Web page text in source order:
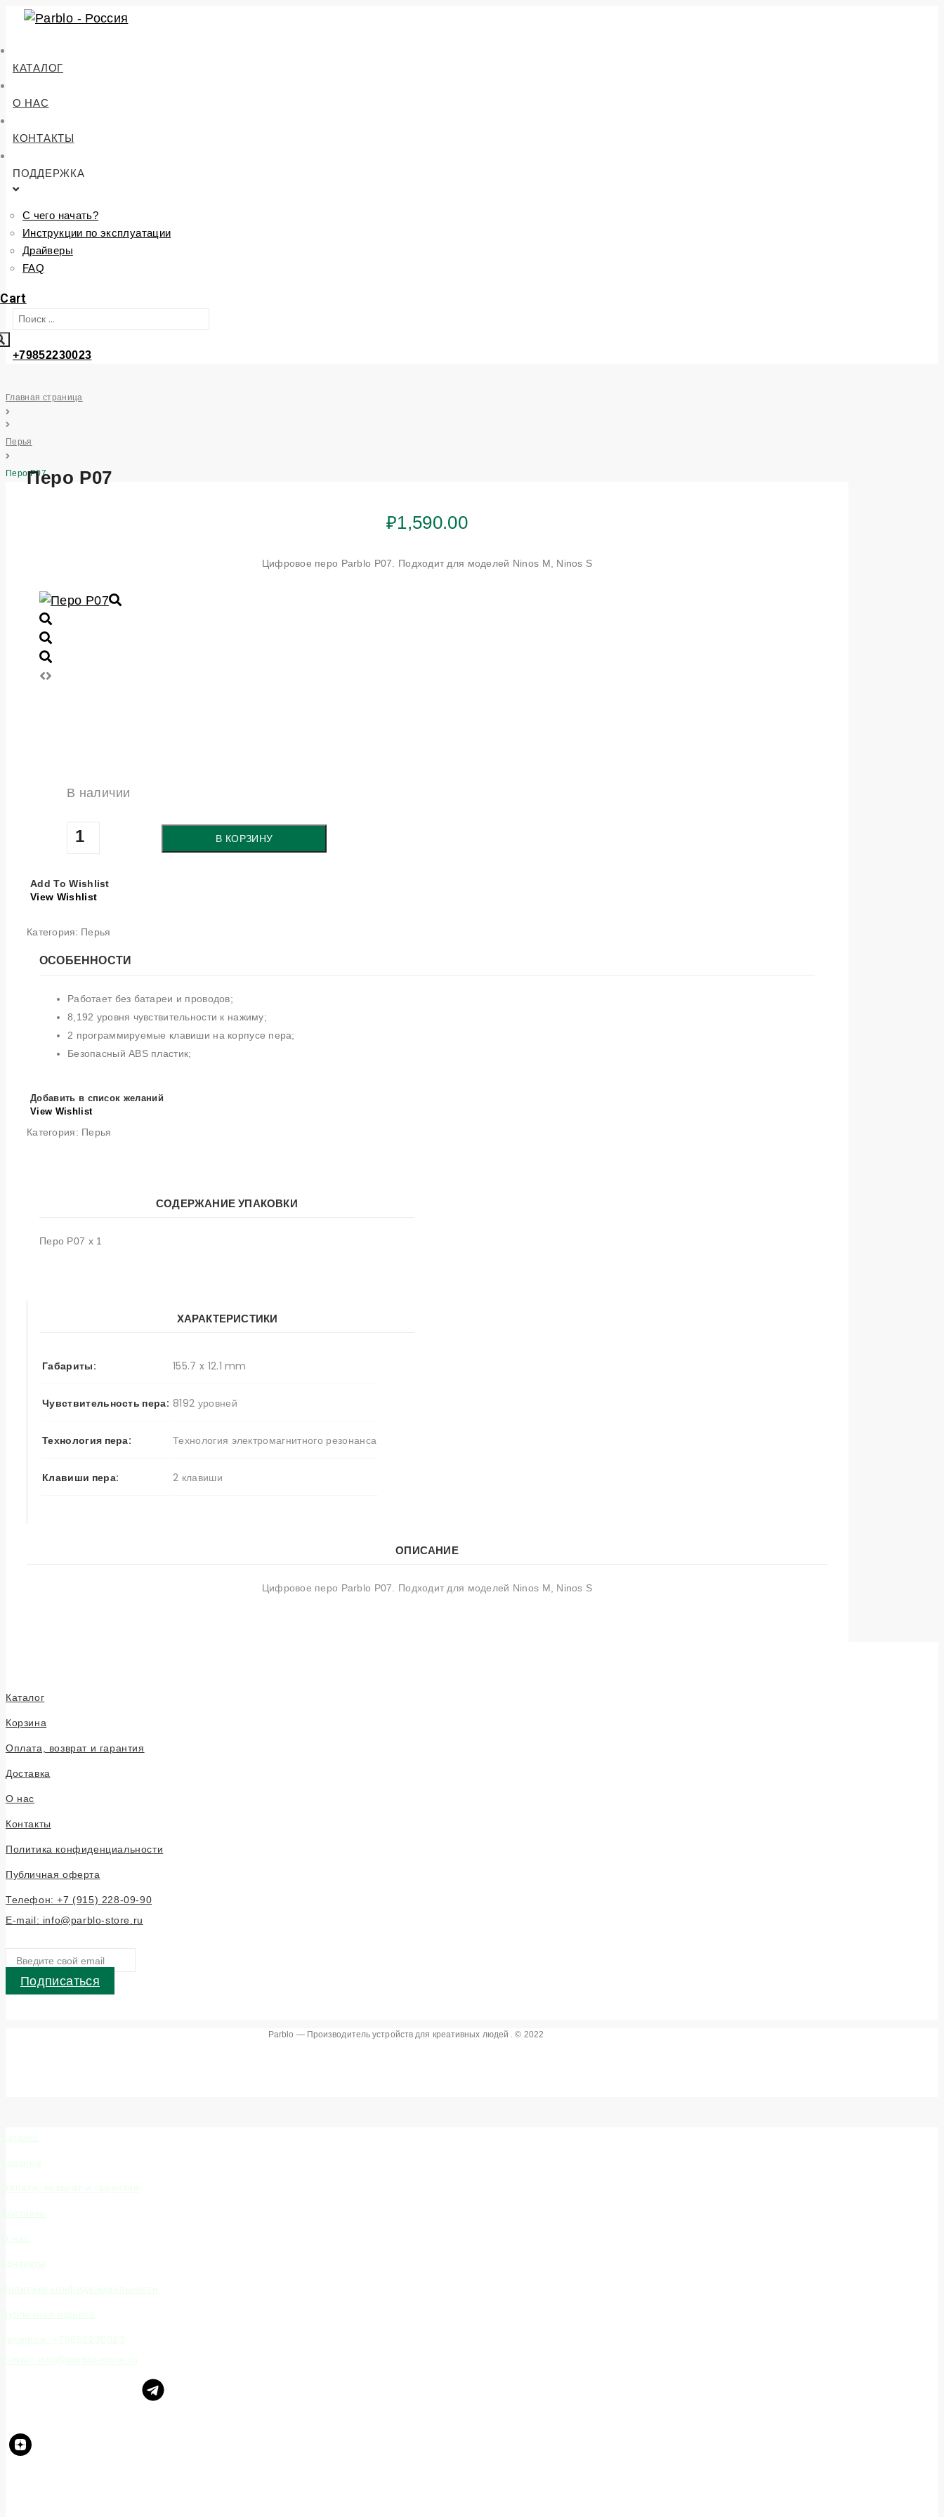
Перейти
КАТАЛОГ
О НАС
КОНТАКТЫ
ПОДДЕРЖКА
С чего начать?
Инструкции по эксплуатации
Драйверы
FAQ
Cart
+79852230023
Главная страница
Перья
Перо P07Перо P07
₽1,590.00
Цифровое перо Parblo P07. Подходит для моделей Ninos M, Ninos S
В наличии
Количество
P07
В КОРЗИНУ
Add To Wishlist
View Wishlist
Категория: Перья
ОСОБЕННОСТИ
Работает без батареи и проводов;
8,192 уровня чувствительности к нажиму;
2 программируемые клавиши на корпусе пера;
Безопасный ABS пластик;
Добавить в список желаний
View Wishlist
Категория: Перья
СОДЕРЖАНИЕ УПАКОВКИ
Перо P07 x 1
ХАРАКТЕРИСТИКИ
Габариты: 155.7 x 12.1 mm
Чувствительность пера: 8192 уровней
Технология пера: Технология электромагнитного резонанса
Клавиши пера: 2 клавиши
ОПИСАНИЕ
Цифровое перо Parblo P07. Подходит для моделей Ninos M, Ninos S
Каталог
Корзина
Оплата, возврат и гарантия
Доставка
О нас
Контакты
Политика конфиденциальности
Публичная оферта
Телефон: +7 (915) 228-09-90
E-mail: info@parblo-store.ru
Подписаться
Parblo — Производитель устройств для креативных людей . © 2022